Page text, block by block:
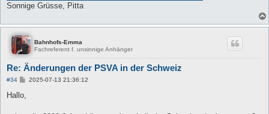
Sonnige Grüsse, Pitta
Bahnhofs-Emma
Fachreferent f. unsinnige Anhänger
Re: Änderungen der PSVA in der Schweiz
#34
B2025-07-13 21:36:12
Hallo,